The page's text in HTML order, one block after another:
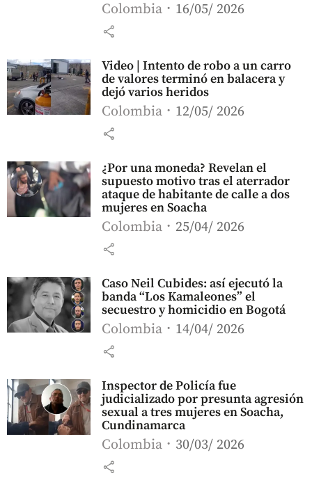
Colombia 16/05/ 2026
share
Video | Intento de robo a un carro
de valores terminó en balacera y
dejó varios heridos
Colombia 12/05/ 2026
share
¿Por una moneda? Revelan el
supuesto motivo tras el aterrador
ataque de habitante de calle a dos
mujeres en Soacha
Colombia 25/04/ 2026
share
Caso Neil Cubides: así ejecutó la
banda “Los Kamaleones” el
secuestro y homicidio en Bogotá
Colombia 14/04/ 2026
share
Inspector de Policía fue
judicializado por presunta agresión
sexual a tres mujeres en Soacha,
Cundinamarca
Colombia 30/03/ 2026
share